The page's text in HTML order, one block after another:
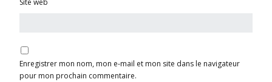
Site web
Enregistrer mon nom, mon e-mail et mon site dans le navigateur
pour mon prochain commentaire.